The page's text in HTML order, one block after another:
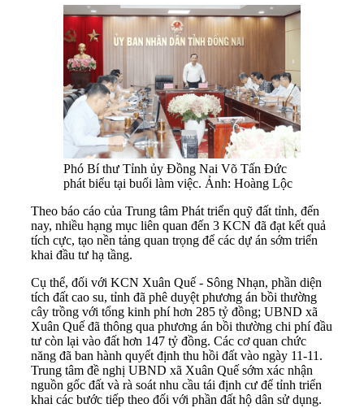
Phó Bí thư Tỉnh ủy Đồng Nai Võ Tấn Đức
phát biểu tại buổi làm việc. Ảnh: Hoàng Lộc
Theo báo cáo của Trung tâm Phát triển quỹ đất tỉnh, đến
nay, nhiều hạng mục liên quan đến 3 KCN đã đạt kết quả
tích cực, tạo nền tảng quan trọng để các dự án sớm triển
khai đầu tư hạ tầng.
Cụ thể, đối với KCN Xuân Quế - Sông Nhạn, phần diện
tích đất cao su, tỉnh đã phê duyệt phương án bồi thường
cây trồng với tổng kinh phí hơn 285 tỷ đồng; UBND xã
Xuân Quế đã thông qua phương án bồi thường chi phí đầu
tư còn lại vào đất hơn 147 tỷ đồng. Các cơ quan chức
năng đã ban hành quyết định thu hồi đất vào ngày 11-11.
Trung tâm đề nghị UBND xã Xuân Quế sớm xác nhận
nguồn gốc đất và rà soát nhu cầu tái định cư để tỉnh triển
khai các bước tiếp theo đối với phần đất hộ dân sử dụng.